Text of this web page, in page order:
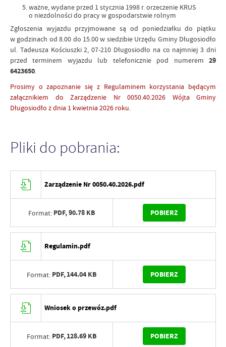
ważne, wydane przed 1 stycznia 1998 r. orzeczenie KRUS
o niezdolności do pracy w gospodarstwie rolnym
Zgłoszenia wyjazdu przyjmowane są od poniedziałku do piątku
w godzinach od 8.00 do 15.00 w siedzibie Urzędu Gminy Długosiodło
ul. Tadeusza Kościuszki 2, 07-210 Długosiodło na co najmniej 3 dni
przed terminem wyjazdu lub telefonicznie pod numerem 29
6423650.
Prosimy o zapoznanie się z Regulaminem korzystania będącym
załącznikiem do Zarządzenie Nr 0050.40.2026 Wójta Gminy
Długosiodło z dnia 1 kwietnia 2026 roku.
Pliki do pobrania:
Zarządzenie Nr 0050.40.2026.pdf
Format: PDF,90.78 KB POBIERZ
Regulamin.pdf
Format: PDF,144.04 KB POBIERZ
Wniosek o przewóz.pdf
Format: PDF,128.69 KB POBIERZ